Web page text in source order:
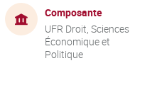
Composante
UFR Droit, Sciences
Économique et
Politique